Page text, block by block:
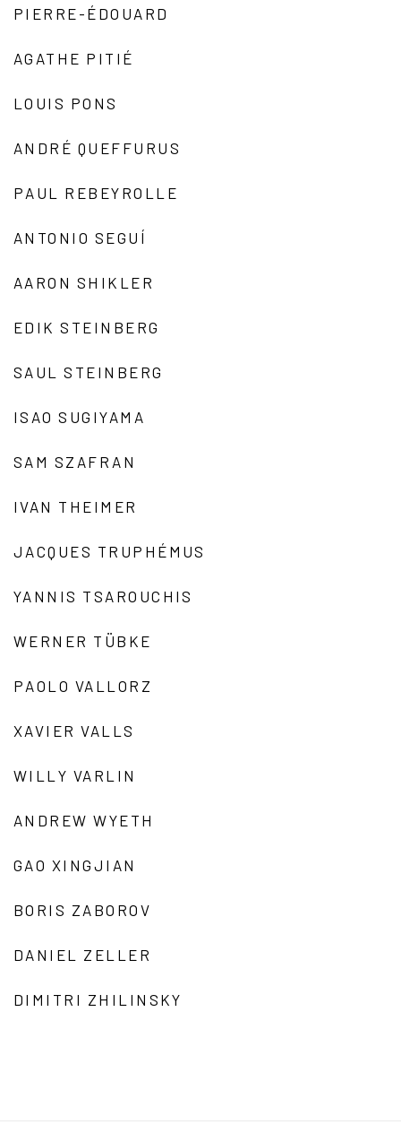
PIERRE-ÉDOUARD
AGATHE PITIÉ
LOUIS PONS
ANDRÉ QUEFFURUS
PAUL REBEYROLLE
ANTONIO SEGUÍ
AARON SHIKLER
EDIK STEINBERG
SAUL STEINBERG
ISAO SUGIYAMA
SAM SZAFRAN
IVAN THEIMER
JACQUES TRUPHÉMUS
YANNIS TSAROUCHIS
WERNER TÜBKE
PAOLO VALLORZ
XAVIER VALLS
WILLY VARLIN
ANDREW WYETH
GAO XINGJIAN
BORIS ZABOROV
DANIEL ZELLER
DIMITRI ZHILINSKY